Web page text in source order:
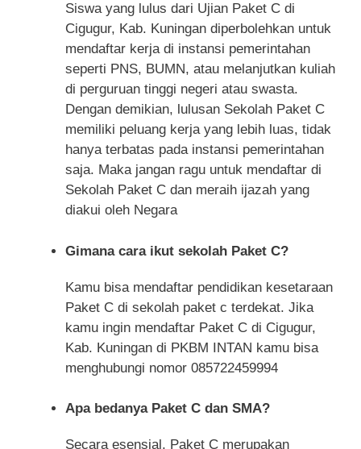
Siswa yang lulus dari Ujian Paket C di
Cigugur, Kab. Kuningan diperbolehkan untuk
mendaftar kerja di instansi pemerintahan
seperti PNS, BUMN, atau melanjutkan kuliah
di perguruan tinggi negeri atau swasta.
Dengan demikian, lulusan Sekolah Paket C
memiliki peluang kerja yang lebih luas, tidak
hanya terbatas pada instansi pemerintahan
saja. Maka jangan ragu untuk mendaftar di
Sekolah Paket C dan meraih ijazah yang
diakui oleh Negara
Gimana cara ikut sekolah Paket C?
Kamu bisa mendaftar pendidikan kesetaraan
Paket C di sekolah paket c terdekat. Jika
kamu ingin mendaftar Paket C di Cigugur,
Kab. Kuningan di PKBM INTAN kamu bisa
menghubungi nomor 085722459994
Apa bedanya Paket C dan SMA?
Secara esensial, Paket C merupakan